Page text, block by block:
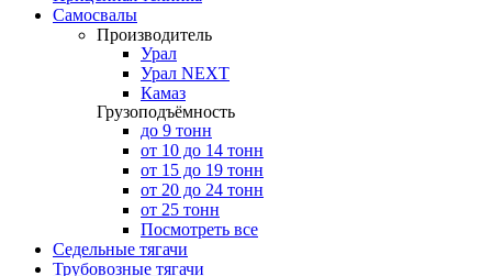
Самосвалы
Производитель
Урал
Урал NEXT
Камаз
Грузоподъёмность
до 9 тонн
от 10 до 14 тонн
от 15 до 19 тонн
от 20 до 24 тонн
от 25 тонн
Посмотреть все
Седельные тягачи
Трубовозные тягачи